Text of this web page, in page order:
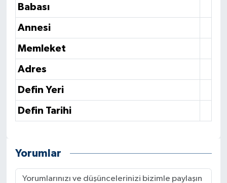
Babası
Annesi
Memleket
Adres
Defin Yeri
Defin Tarihi
Yorumlar